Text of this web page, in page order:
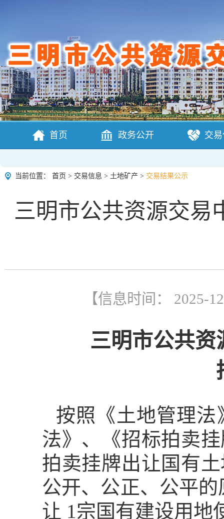
首页 政务公开 交
当前位置： 首页 > 交易信息 > 土地矿产 > 交易结果公示
三明市公共资源交易
【信息时间： 2025-
三明市公共资
按照《土地管理法
法》、《招标拍卖
拍卖挂牌出让国有
公开、公正、公平
让 1宗国有建设用地